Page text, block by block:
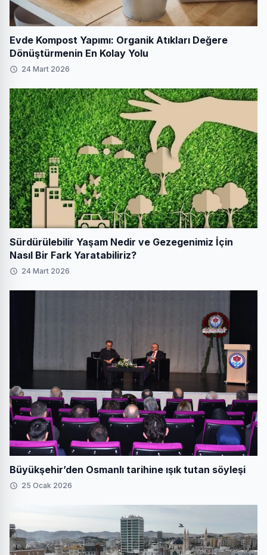
Evde Kompost Yapımı: Organik Atıkları Değere
Dönüştürmenin En Kolay Yolu
24 Mart 2026
Sürdürülebilir Yaşam Nedir ve Gezegenimiz İçin
Nasıl Bir Fark Yaratabiliriz?
24 Mart 2026
Büyükşehir’den Osmanlı tarihine ışık tutan söyleşi
25 Ocak 2026